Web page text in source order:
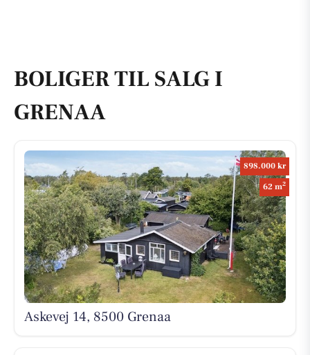
BOLIGER TIL SALG I
GRENAA
898.000 kr
62 m2
Askevej 14, 8500 Grenaa